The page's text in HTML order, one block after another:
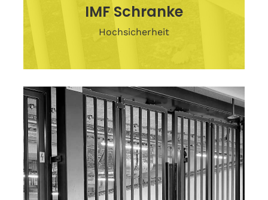
IMF Schranke
Hochsicherheit